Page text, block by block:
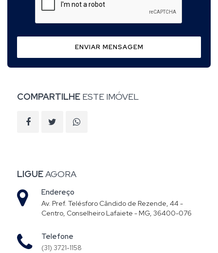
ENVIAR MENSAGEM
COMPARTILHE ESTE IMÓVEL
LIGUEAGORA
Endereço
Av. Pref. Telésforo Cândido de Rezende, 44 -
Centro, Conselheiro Lafaiete - MG, 36400-076
Telefone
(31) 3721-1158